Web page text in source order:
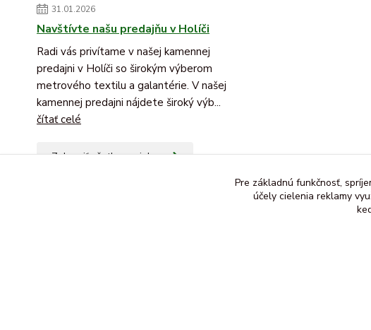
31.01.2026
Navštívte našu predajňu v Holíči
Radi vás privítame v našej kamennej
predajni v Holíči so širokým výberom
metrového textilu a galantérie. V našej
kamennej predajni nájdete široký výb...
čítať celé
Zobraziť všetky novinky
Pre základnú funkčnosť,
účely cielenia reklamy